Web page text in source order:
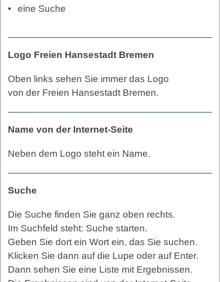
eine Suche
Logo Freien Hansestadt Bremen
Oben links sehen Sie immer das Logo
von der Freien Hansestadt Bremen.
Name von der Internet-Seite
Neben dem Logo steht ein Name.
Suche
Die Suche finden Sie ganz oben rechts.
Im Suchfeld steht: Suche starten.
Geben Sie dort ein Wort ein, das Sie suchen.
Klicken Sie dann auf die Lupe oder auf Enter.
Dann sehen Sie eine Liste mit Ergebnissen.